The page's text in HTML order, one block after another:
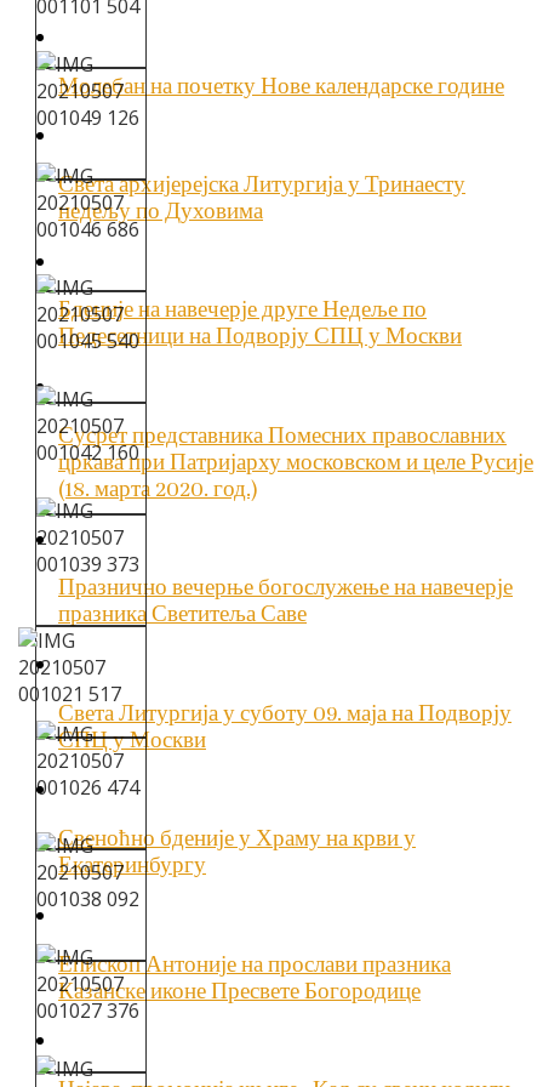
Молебан на почетку Нове календарске године
Света архијерејска Литургија у Тринаесту
недељу по Духовима
Бденије на навечерје друге Недеље по
Педесетници на Подворју СПЦ у Москви
Сусрет представника Помесних православних
цркава при Патријарху московском и целе Русије
(18. марта 2020. год.)
Празнично вечерње богослужење на навечерје
празника Светитеља Саве
Света Литургија у суботу 09. маја на Подворју
СПЦ у Москви
Свеноћно бденије у Храму на крви у
Екатеринбургу
Епископ Антоније на прослави празника
Казанске иконе Пресвете Богородице